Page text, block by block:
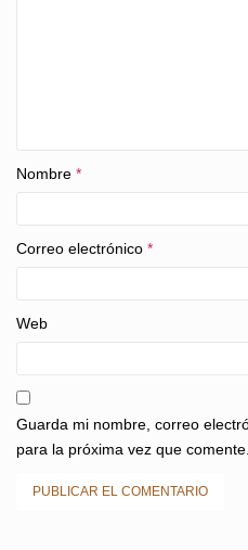
Nombre *
Correo electrónico *
Web
Guarda mi nombre, correo
para la próxima vez que comente.